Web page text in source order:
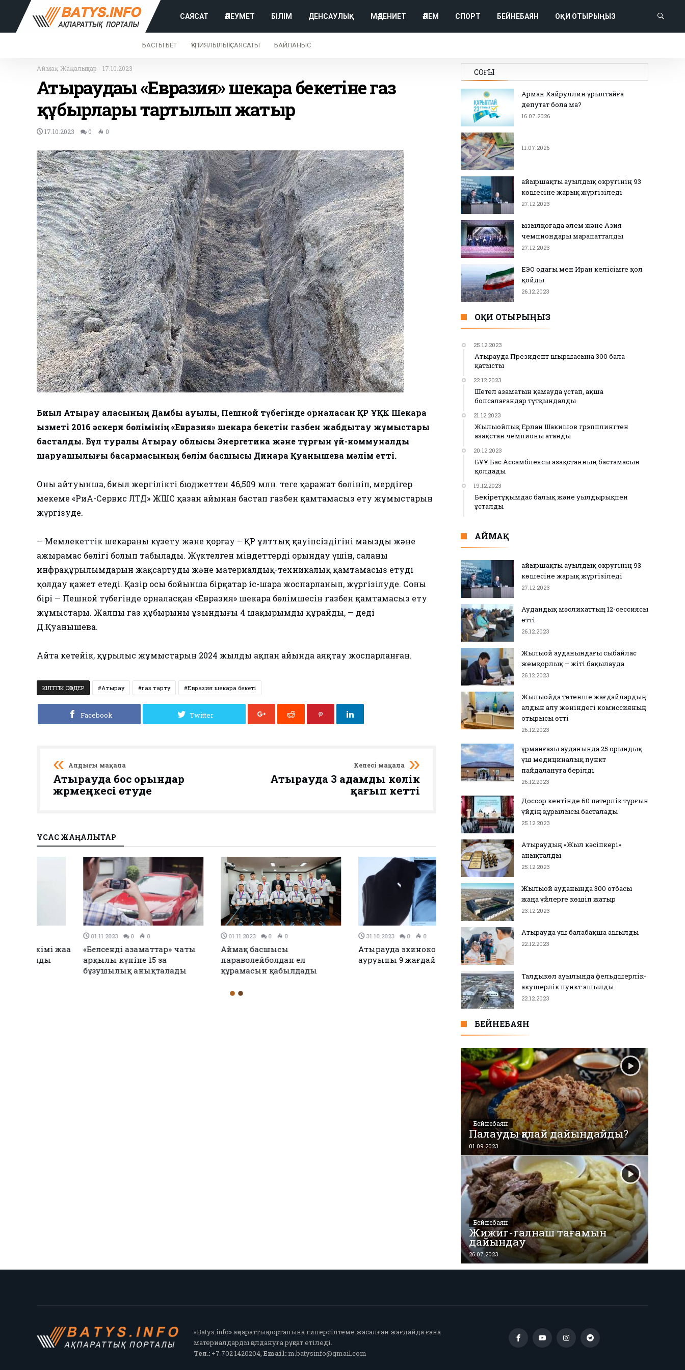
САЯСАТ ӘЛЕУМЕТ БІЛІМ ДЕНСАУЛЫҚ МӘДЕНИЕТ ӘЛЕМ СПОРТ БЕЙНЕБАЯН ОҚИ ОТЫРЫҢЫЗ
БАСТЫ БЕТ ҚҰПИЯЛЫЛЫҚ САЯСАТЫ БАЙЛАНЫС
Аймақ- Жаңалықтар - 17.10.2023
Атыраудағы «Евразия» шекара бекетіне газ
құбырлары тартылып жатыр
17.10.2023 0 0
Биыл Атырау қаласының Дамбы ауылы, Пешной түбегінде орналасқан ҚР ҰҚК Шекара
қызметі 2016 әскери бөлімінің «Евразия» шекара бекетін газбен жабдықтау жұмыстары
басталды. Бұл туралы Атырау облысы Энергетика және тұрғын үй-коммуналдық
шаруашылығы басқармасының бөлім басшысы Динара Қуанышева мәлім етті.
Оның айтуынша, биыл жергілікті бюджеттен 46,509 млн. теңге қаражат бөлініп, мердігер
мекеме «РиА-Сервис ЛТД» ЖШС қазан айынан бастап газбен қамтамасыз ету жұмыстарын
жүргізуде.
— Мемлекеттік шекараны күзету және қорғау – ҚР ұлттық қауіпсіздігінің маңызды және
ажырамас бөлігі болып табылады. Жүктелген міндеттерді орындау үшін, саланың
инфрақұрылымдарын жақсартуды және материалдық-техникалық қамтамасыз етуді
қолдау қажет етеді. Қазір осы бойынша бірқатар іс-шара жоспарланып, жүргізілуде. Соның
бірі — Пешной түбегінде орналасқан «Евразия» шекара бөлімшесін газбен қамтамасыз ету
жұмыстары. Жалпы газ құбырының ұзындығы 4 шақырымды құрайды, — деді
Д.Қуанышева.
Айта кетейік, құрылыс жұмыстарын 2024 жылдың ақпан айында аяқтау жоспарланған.
КІЛТТІК СӨЗДЕР Атырау газ тарту Евразия шекара бекеті
Facebook Twitter
Алдыңғы мақала
Атырауда бос орындар
жәрмеңкесі өтуде
Келесі мақала
Атырауда 3 адамды көлік
қағып кетті
ҰҚСАС ЖАҢАЛЫҚТАР
0 0
Атырауда эхинококкоз
ауруының 9 жағдайы тіркелді
0 0
Қағаз стақандар шығарып,
Теңіз мердігері атанды
0 0
Атырауда апатты үй
тұрғындарына жаңа баспана
берілді
СОҢҒЫ
Арман Хайруллин Құрылтайға
депутат бола ма?
16.07.2026
11.07.2026
Қайыршақты ауылдық округінің 93
көшесіне жарық жүргізіледі
27.12.2023
Қызылқоғада әлем және Азия
чемпиондары марапатталды
27.12.2023
ЕЭО одағы мен Иран келісімге қол
қойды
26.12.2023
ОҚИ ОТЫРЫҢЫЗ
25.12.2023
Атырауда Президент шыршасына 300 бала
қатысты
22.12.2023
Шетел азаматын қамауда ұстап, ақша
бопсалағандар тұтқындалды
21.12.2023
Жылыойлық Ерлан Шакишов грэпплингтен
Қазақстан чемпионы атанды
20.12.2023
БҰҰ Бас Ассамблеясы Қазақстанның бастамасын
қолдады
19.12.2023
Бекіретұқымдас балық және уылдырықпен
ұсталды
АЙМАҚ
Қайыршақты ауылдық округінің 93
көшесіне жарық жүргізіледі
27.12.2023
Аудандық мәслихаттың 12-сессиясы
өтті
26.12.2023
Жылыой ауданындағы сыбайлас
жемқорлық – жіті бақылауда
26.12.2023
Жылыойда төтенше жағдайлардың
алдын алу жөніндегі комиссияның
отырысы өтті
26.12.2023
Құрманғазы ауданында 25 орындық
үш медициналық пункт
пайдалануға берілді
26.12.2023
Доссор кентінде 60 пәтерлік тұрғын
үйдің құрылысы басталады
25.12.2023
Атыраудың «Жыл кәсіпкері»
анықталды
25.12.2023
Жылыой ауданында 300 отбасы
жаңа үйлерге көшіп жатыр
23.12.2023
Атырауда үш балабақша ашылды
22.12.2023
Талдыкөл ауылында фельдшерлік-
акушерлік пункт ашылды
22.12.2023
БЕЙНЕБАЯН
Бейнебаян
Палауды қалай дайындайды?
01.09.2023
Бейнебаян
Жижиг-галнаш тағамын
дайындау
26.07.2023
«Batys.info» ақпараттық порталына гиперсілтеме жасалған жағдайда ғана
материалдарды қолдануға рұқсат етіледі.
Тел.:+7 702 1420204, Email:m.batysinfo@gmail.com